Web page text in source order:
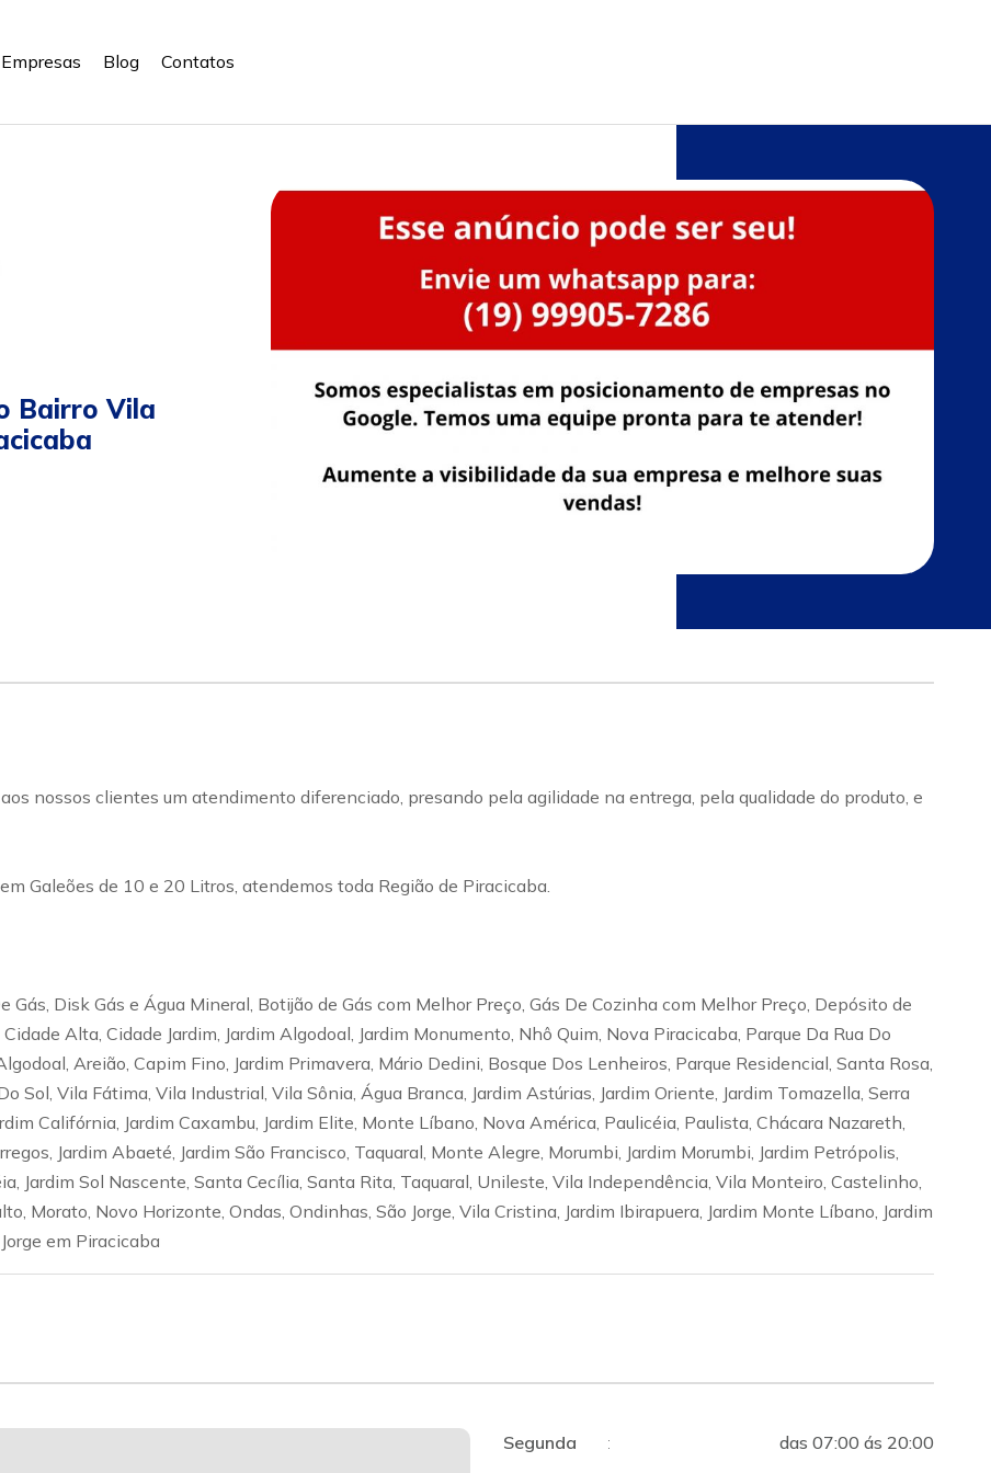
Empresas Blog Contatos
Bairro Vila
nossos clientes um atendimento diferenciado, presando pela agilidade na entrega, pela qualidade do produto, e
Galeões de 10 e 20 Litros, atendemos toda Região de Piracicaba.
Gás, Disk Gás e Água Mineral, Botijão de Gás com Melhor Preço, Gás De Cozinha com Melhor Preço, Depósito de
Alta, Cidade Jardim, Jardim Algodoal, Jardim Monumento, Nhô Quim, Nova Piracicaba, Parque Da Rua Do
Areião, Capim Fino, Jardim Primavera, Mário Dedini, Bosque Dos Lenheiros, Parque Residencial, Santa Rosa,
Sol, Vila Fátima, Vila Industrial, Vila Sônia, Água Branca, Jardim Astúrias, Jardim Oriente, Jardim Tomazella, Serra
Califórnia, Jardim Caxambu, Jardim Elite, Monte Líbano, Nova América, Paulicéia, Paulista, Chácara Nazareth,
Jardim Abaeté, Jardim São Francisco, Taquaral, Monte Alegre, Morumbi, Jardim Morumbi, Jardim Petrópolis,
Jardim Sol Nascente, Santa Cecília, Santa Rita, Taquaral, Unileste, Vila Independência, Vila Monteiro, Castelinho,
Morato, Novo Horizonte, Ondas, Ondinhas, São Jorge, Vila Cristina, Jardim Ibirapuera, Jardim Monte Líbano, Jardim
em Piracicaba
Segunda :
das 07:00 ás 20:00